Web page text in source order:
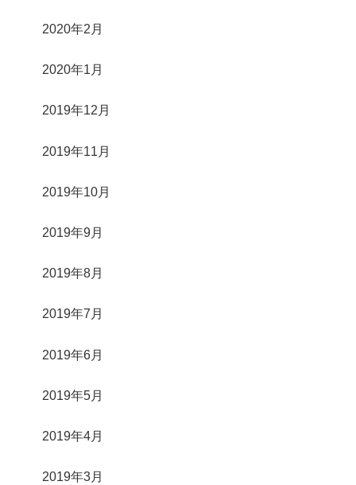
2020年2月
2020年1月
2019年12月
2019年11月
2019年10月
2019年9月
2019年8月
2019年7月
2019年6月
2019年5月
2019年4月
2019年3月